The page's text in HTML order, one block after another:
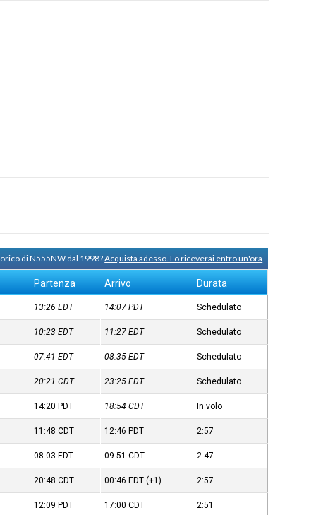
di N555NW dal 1998?Acquista adesso. Lo riceverai entro un'ora
Partenza Arrivo Durata
13:26EDT 14:07PDT Schedulato
10:23EDT 11:27EDT Schedulato
07:41EDT 08:35EDT Schedulato
20:21CDT 23:25EDT Schedulato
14:20 PDT 18:54CDT In volo
11:48CDT 12:46 PDT 2:57
08:03 EDT 09:51CDT 2:47
20:48CDT 00:46 EDT (+1) 2:57
12:09 PDT 17:00CDT 2:51